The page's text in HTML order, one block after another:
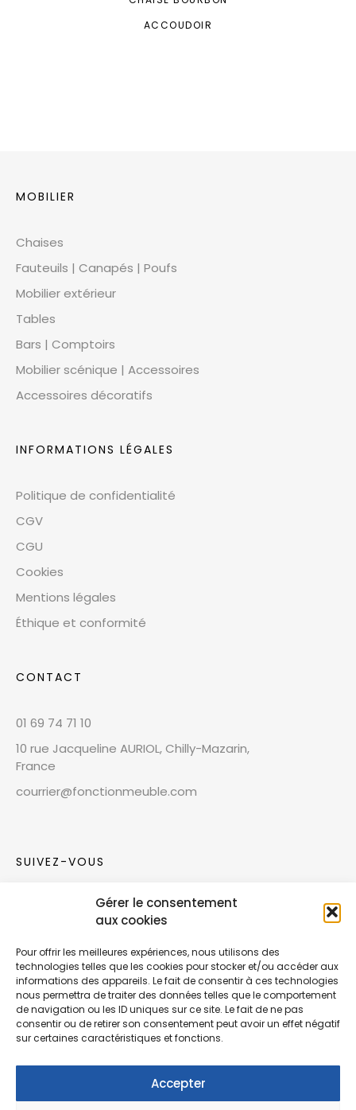
Gérer le consentement
aux cookies
Pour offrir les meilleures expériences, nous utilisons des
technologies telles que les cookies pour stocker et/ou accéder aux
informations des appareils. Le fait de consentir à ces technologies
nous permettra de traiter des données telles que le comportement
de navigation ou les ID uniques sur ce site. Le fait de ne pas
consentir ou de retirer son consentement peut avoir un effet négatif
sur certaines caractéristiques et fonctions.
Accepter
ACCOUDOIR
MOBILIER
Chaises
Fauteuils | Canapés | Poufs
Mobilier extérieur
Tables
Bars | Comptoirs
Mobilier scénique | Accessoires
Accessoires décoratifs
INFORMATIONS LÉGALES
Politique de confidentialité
CGV
CGU
Cookies
Mentions légales
Éthique et conformité
CONTACT
01 69 74 71 10
10 rue Jacqueline AURIOL, Chilly-Mazarin,
France
courrier@fonctionmeuble.com
SUIVEZ-VOUS
Rejoignez notre communauté sur les réseaux
Nouvelles collections, vie de l’équipe ou
inspirations : soyez informés de nos dernières
actualités.